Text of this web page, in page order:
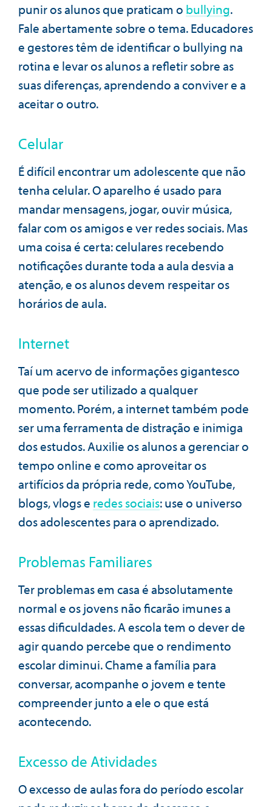
punir os alunos que praticam o bullying.
Fale abertamente sobre o tema. Educadores
e gestores têm de identificar o bullying na
rotina e levar os alunos a refletir sobre as
suas diferenças, aprendendo a conviver e a
aceitar o outro.
Celular
É difícil encontrar um adolescente que não
tenha celular. O aparelho é usado para
mandar mensagens, jogar, ouvir música,
falar com os amigos e ver redes sociais. Mas
uma coisa é certa: celulares recebendo
notificações durante toda a aula desvia a
atenção, e os alunos devem respeitar os
horários de aula.
Internet
Taí um acervo de informações gigantesco
que pode ser utilizado a qualquer
momento. Porém, a internet também pode
ser uma ferramenta de distração e inimiga
dos estudos. Auxilie os alunos a gerenciar o
tempo online e como aproveitar os
artifícios da própria rede, como YouTube,
blogs, vlogs e redes sociais: use o universo
dos adolescentes para o aprendizado.
Problemas Familiares
Ter problemas em casa é absolutamente
normal e os jovens não ficarão imunes a
essas dificuldades. A escola tem o dever de
agir quando percebe que o rendimento
escolar diminui. Chame a família para
conversar, acompanhe o jovem e tente
compreender junto a ele o que está
acontecendo.
Excesso de Atividades
O excesso de aulas fora do período escolar